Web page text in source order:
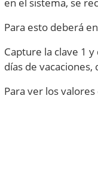
en el sistema, se
Para esto deberá
Capture la clave 1 y
días de vacaciones,
Para ver los